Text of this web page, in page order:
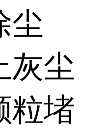
尘
灰尘
粒堵